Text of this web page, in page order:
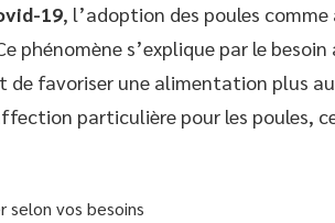
19, l’adoption des poules
phénomène s’explique par le
de favoriser une alimentation plus
particulière pour les poules,
selon vos besoins